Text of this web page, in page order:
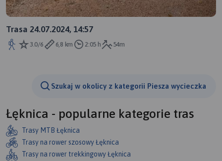
Trasa 24.07.2024, 14:57
3.0/6 6,8 km 2:05 h 54m
Szukaj w okolicy z kategorii Piesza wycieczka
Łęknica - popularne kategorie tras
Trasy MTB Łęknica
Trasy na rower szosowy Łęknica
Trasy na rower trekkingowy Łęknica